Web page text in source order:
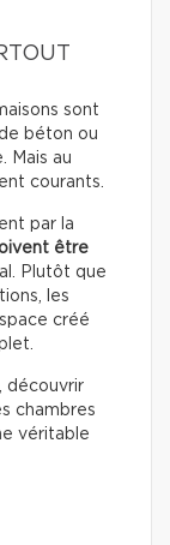
sont
béton ou
Mais au
courants.
par la
être
Plutôt que
les
créé
découvrir
chambres
véritable